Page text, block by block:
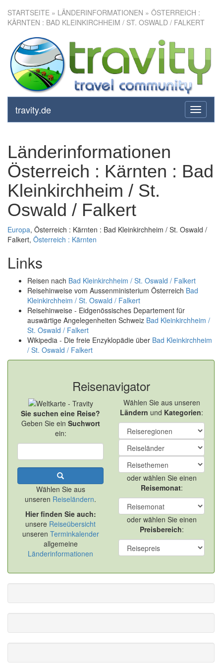
STARTSEITE » LÄNDERINFORMATIONEN » ÖSTERREICH :
KÄRNTEN : BAD KLEINKIRCHHEIM / ST. OSWALD / FALKERT
toggle
travity.de
Länderinformationen
Österreich : Kärnten : Bad
Kleinkirchheim / St.
Oswald / Falkert
Europa, Österreich : Kärnten : Bad Kleinkirchheim / St. Oswald /
Falkert, Österreich : Kärnten
Links
Reisen nach Bad Kleinkirchheim / St. Oswald / Falkert
Reisehinweise vom Aussenministerium Österreich Bad
Kleinkirchheim / St. Oswald / Falkert
Reisehinweise - Eidgenössisches Departement für
auswärtige Angelegenheiten Schweiz Bad Kleinkirchheim /
St. Oswald / Falkert
Wikipedia - Die freie Enzyklopädie über Bad Kleinkirchheim
/ St. Oswald / Falkert
Reisenavigator
Sie suchen eine Reise?
Geben Sie ein Suchwort
ein:
Wählen Sie aus
unseren Reiseländern.
Hier finden Sie auch:
unsere Reiseübersicht
unseren Terminkalender
allgemeine
Länderinformationen
Wählen Sie aus unseren
Ländern und Kategorien:
oder wählen Sie einen
Reisemonat:
oder wählen Sie einen
Preisbereich: